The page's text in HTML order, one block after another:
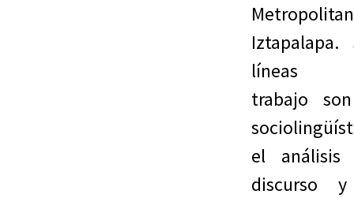
Iztapalapa.
líneas
trabajo
el análisis
discurso